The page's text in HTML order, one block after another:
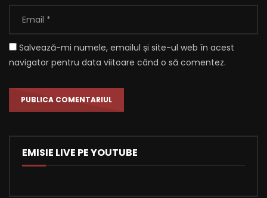
Salvează-mi numele, emailul și site-ul web în acest
navigator pentru data viitoare când o să comentez.
EMISIE LIVE PE YOUTUBE